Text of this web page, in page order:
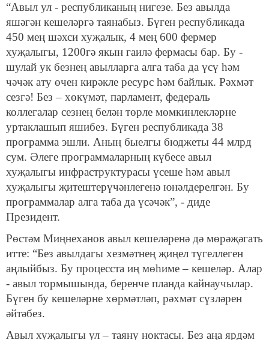
“Авыл ул - республиканың нигезе. Без авылда
яшәгән кешеләргә таянабыз. Бүген республикада
450 мең шәхси хуҗалык, 4 мең 600 фермер
хуҗалыгы, 1200гә якын гаилә фермасы бар. Бу -
шулай ук безнең авылларга алга таба да үсү һәм
чәчәк ату өчен кирәкле ресурс һәм байлык. Рәхмәт
сезгә! Без – хөкүмәт, парламент, федераль
коллегалар сезнең белән төрле мөмкинлекләрне
уртаклашып яшибез. Бүген республикада 38
программа эшли. Аның быелгы бюджеты 44 млрд
сум. Әлеге программаларның күбесе авыл
хуҗалыгы инфраструктурасы үсеше һәм авыл
хуҗалыгы җитештерүчәнлегенә юнәлдерелгән. Бу
программалар алга таба да үсәчәк”, - диде
Президент.
Рөстәм Миңнеханов авыл кешеләренә дә мөрәҗәгать
итте: “Без авылдагы хезмәтнең җиңел түгеллеген
аңлыйбыз. Бу процесста иң мөһиме – кешеләр. Алар
- авыл тормышында, беренче планда кайнаучылар.
Бүген бу кешеләрне хөрмәтләп, рәхмәт сүзләрен
әйтәбез.
Авыл хуҗалыгы ул – таяну ноктасы. Без аңа ярдәм